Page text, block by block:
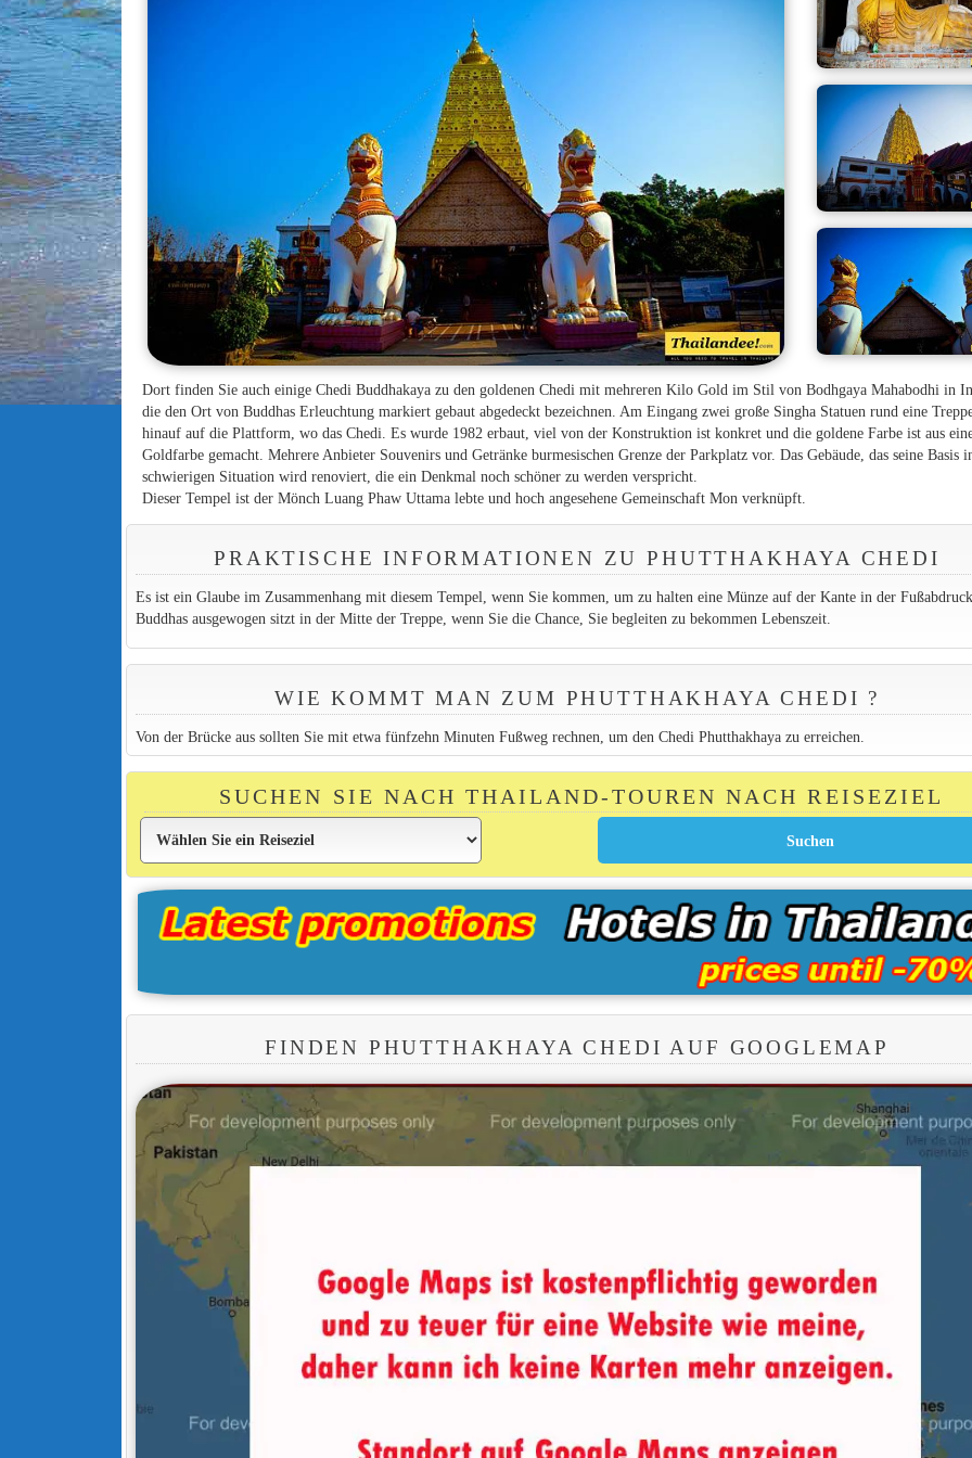
Dort finden Sie auch einige Chedi Buddhakaya zu den goldenen Chedi mit mehreren Kilo Gold im Stil von Bodhgaya Mahabodhi in
die den Ort von Buddhas Erleuchtung markiert gebaut abgedeckt bezeichnen. Am Eingang zwei große Singha Statuen rund eine
hinauf auf die Plattform, wo das Chedi. Es wurde 1982 erbaut, viel von der Konstruktion ist konkret und die goldene Farbe ist aus
Goldfarbe gemacht. Mehrere Anbieter Souvenirs und Getränke burmesischen Grenze der Parkplatz vor. Das Gebäude, das seine Basis
schwierigen Situation wird renoviert, die ein Denkmal noch schöner zu werden verspricht.
Dieser Tempel ist der Mönch Luang Phaw Uttama lebte und hoch angesehene Gemeinschaft Mon verknüpft.
PRAKTISCHE INFORMATIONEN ZU PHUTTHAKHAYA CHEDI
Es ist ein Glaube im Zusammenhang mit diesem Tempel, wenn Sie kommen, um zu halten eine Münze auf der Kante in der Fußabdruck
Buddhas ausgewogen sitzt in der Mitte der Treppe, wenn Sie die Chance, Sie begleiten zu bekommen Lebenszeit.
WIE KOMMT MAN ZUM PHUTTHAKHAYA CHEDI ?
Von der Brücke aus sollten Sie mit etwa fünfzehn Minuten Fußweg rechnen, um den Chedi Phutthakhaya zu erreichen.
SUCHEN SIE NACH THAILAND-TOUREN NACH REISEZIEL
FINDEN PHUTTHAKHAYA CHEDI AUF GOOGLEMAP